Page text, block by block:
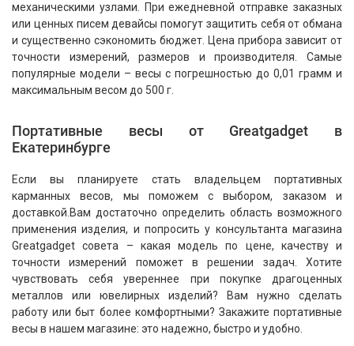
механическими узлами. При ежедневной отправке заказных
или ценных писем девайсы помогут защитить себя от обмана
и существенно сэкономить бюджет. Цена прибора зависит от
точности измерений, размеров и производителя. Самые
популярные модели – весы с погрешностью до 0,01 грамм и
максимальным весом до 500 г.
Портативные весы от Greatgadget в
Екатеринбурге
Если вы планируете стать владельцем портативных
карманных весов, мы поможем с выбором, заказом и
доставкой.Вам достаточно определить область возможного
применения изделия, и попросить у консультанта магазина
Greatgadget совета – какая модель по цене, качеству и
точности измерений поможет в решении задач. Хотите
чувствовать себя увереннее при покупке драгоценных
металлов или ювелирных изделий? Вам нужно сделать
работу или быт более комфортными? Закажите портативные
весы в нашем магазине: это надежно, быстро и удобно.